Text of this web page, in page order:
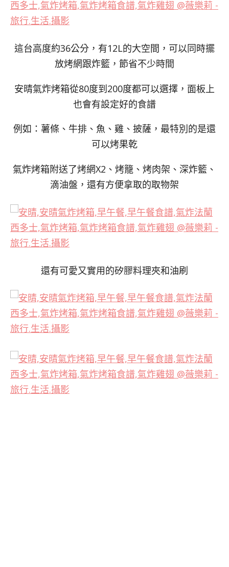
這台高度約36公分，有12L的大空間，可以同時擺
放烤網跟炸籃，節省不少時間
安晴氣炸烤箱從80度到200度都可以選擇，面板上
也會有設定好的食譜
例如：薯條、牛排、魚、雞、披薩，最特別的是還
可以烤果乾
氣炸烤箱附送了烤網X2、烤籠、烤肉架、深炸籃、
滴油盤，還有方便拿取的取物架
還有可愛又實用的矽膠料理夾和油刷